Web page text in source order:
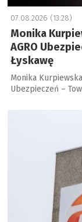
07.08.2026 (13:28)
Monika
AGRO
Łyskawę
Monika
Ubezpieczeń –